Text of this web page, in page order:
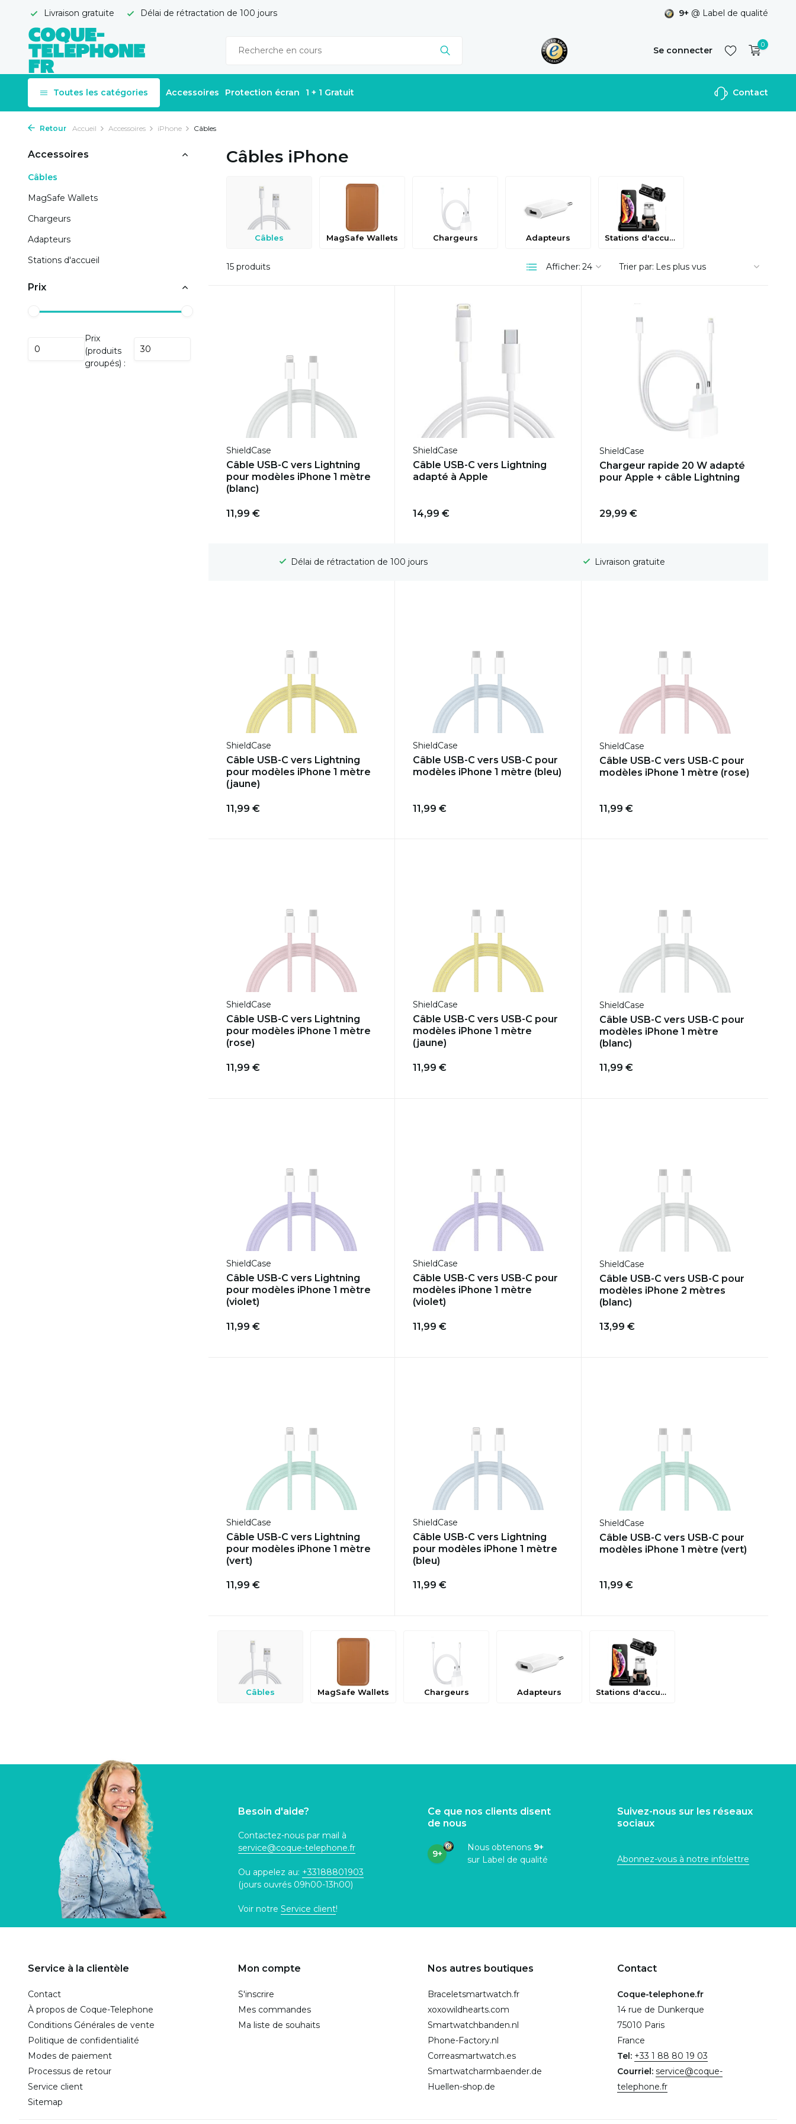
Livraison gratuite Délai de rétractation de 100 jours 9+ @ Label de qualité
Se connecter
S'inscrire
0
Toutes les catégories Accessoires Protection écran 1 + 1 Gratuit Contact
Retour Accueil Accessoires iPhone Câbles
Accessoires
Câbles
MagSafe Wallets
Chargeurs
Adapteurs
Stations d'accueil
Prix
Prix
(produits
groupés) :
Câbles iPhone
Câbles MagSafe Wallets Chargeurs Adapteurs Stations d'accueil
15 produits Afficher: Trier par:
ShieldCase
Câble USB-C vers Lightning
pour modèles iPhone 1 mètre
(blanc)
11,99 €
ShieldCase
Câble USB-C vers Lightning
adapté à Apple
14,99 €
ShieldCase
Chargeur rapide 20 W adapté
pour Apple + câble Lightning
29,99 €
Livraison gratuite Délai de rétractation de 100 jours
ShieldCase
Câble USB-C vers Lightning
pour modèles iPhone 1 mètre
(jaune)
11,99 €
ShieldCase
Câble USB-C vers USB-C pour
modèles iPhone 1 mètre (bleu)
11,99 €
ShieldCase
Câble USB-C vers USB-C pour
modèles iPhone 1 mètre (rose)
11,99 €
ShieldCase
Câble USB-C vers Lightning
pour modèles iPhone 1 mètre
(rose)
11,99 €
ShieldCase
Câble USB-C vers USB-C pour
modèles iPhone 1 mètre
(jaune)
11,99 €
ShieldCase
Câble USB-C vers USB-C pour
modèles iPhone 1 mètre
(blanc)
11,99 €
ShieldCase
Câble USB-C vers Lightning
pour modèles iPhone 1 mètre
(violet)
11,99 €
ShieldCase
Câble USB-C vers USB-C pour
modèles iPhone 1 mètre
(violet)
11,99 €
ShieldCase
Câble USB-C vers USB-C pour
modèles iPhone 2 mètres
(blanc)
13,99 €
ShieldCase
Câble USB-C vers Lightning
pour modèles iPhone 1 mètre
(vert)
11,99 €
ShieldCase
Câble USB-C vers Lightning
pour modèles iPhone 1 mètre
(bleu)
11,99 €
ShieldCase
Câble USB-C vers USB-C pour
modèles iPhone 1 mètre (vert)
11,99 €
Câbles MagSafe Wallets Chargeurs Adapteurs Stations d'accueil
Besoin d'aide?
Contactez-nous par mail à
service@coque-telephone.fr
Ou appelez au: +33188801903
(jours ouvrés 09h00-13h00)
Voir notre Service client!
Ce que nos clients disent
de nous
9+
Nous obtenons 9+
sur Label de qualité
Suivez-nous sur les réseaux
sociaux
Abonnez-vous à notre infolettre
Service à la clientèle
Contact
À propos de Coque-Telephone
Conditions Générales de vente
Politique de confidentialité
Modes de paiement
Processus de retour
Service client
Sitemap
Mon compte
S'inscrire
Mes commandes
Ma liste de souhaits
Nos autres boutiques
Braceletsmartwatch.fr
xoxowildhearts.com
Smartwatchbanden.nl
Phone-Factory.nl
Correasmartwatch.es
Smartwatcharmbaender.de
Huellen-shop.de
Contact
Coque-telephone.fr
14 rue de Dunkerque
75010 Paris
France
Tel: +33 1 88 80 19 03
Courriel: service@coque-
telephone.fr